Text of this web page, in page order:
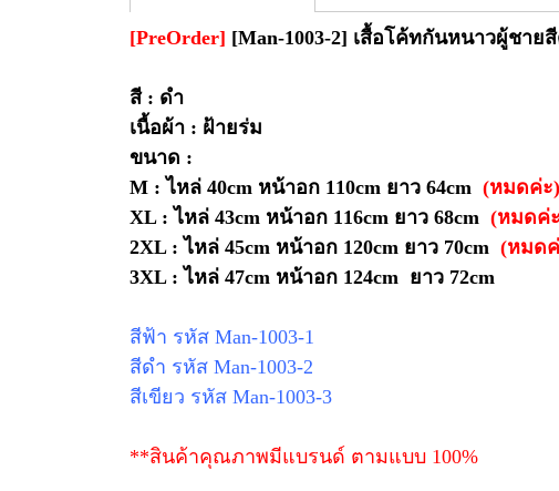
[PreOrder] [Man-1003-2] เสื้อโค้ทกันหนาวผู้ชา
สี : ดำ
เนื้อผ้า : ฝ้ายร่ม
ขนาด :
M : ไหล่ 40cm หน้าอก 110cm ยาว 64cm (หมดค่ะ)
XL : ไหล่ 43cm หน้าอก 116cm ยาว 68cm (หมดค่
2XL : ไหล่ 45cm หน้าอก 120cm ยาว 70cm (หมด
3XL : ไหล่ 47cm หน้าอก 124cm ยาว 72cm
สีฟ้า รหัส Man-1003-1
สีดำ รหัส Man-1003-2
สีเขียว รหัส Man-1003-3
**สินค้าคุณภาพมีแบรนด์ ตามแบบ 100%